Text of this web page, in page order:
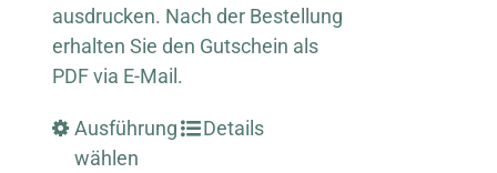
ausdrucken. Nach der Bestellung
erhalten Sie den Gutschein als
PDF via E-Mail.
Ausführung
wählen
Details